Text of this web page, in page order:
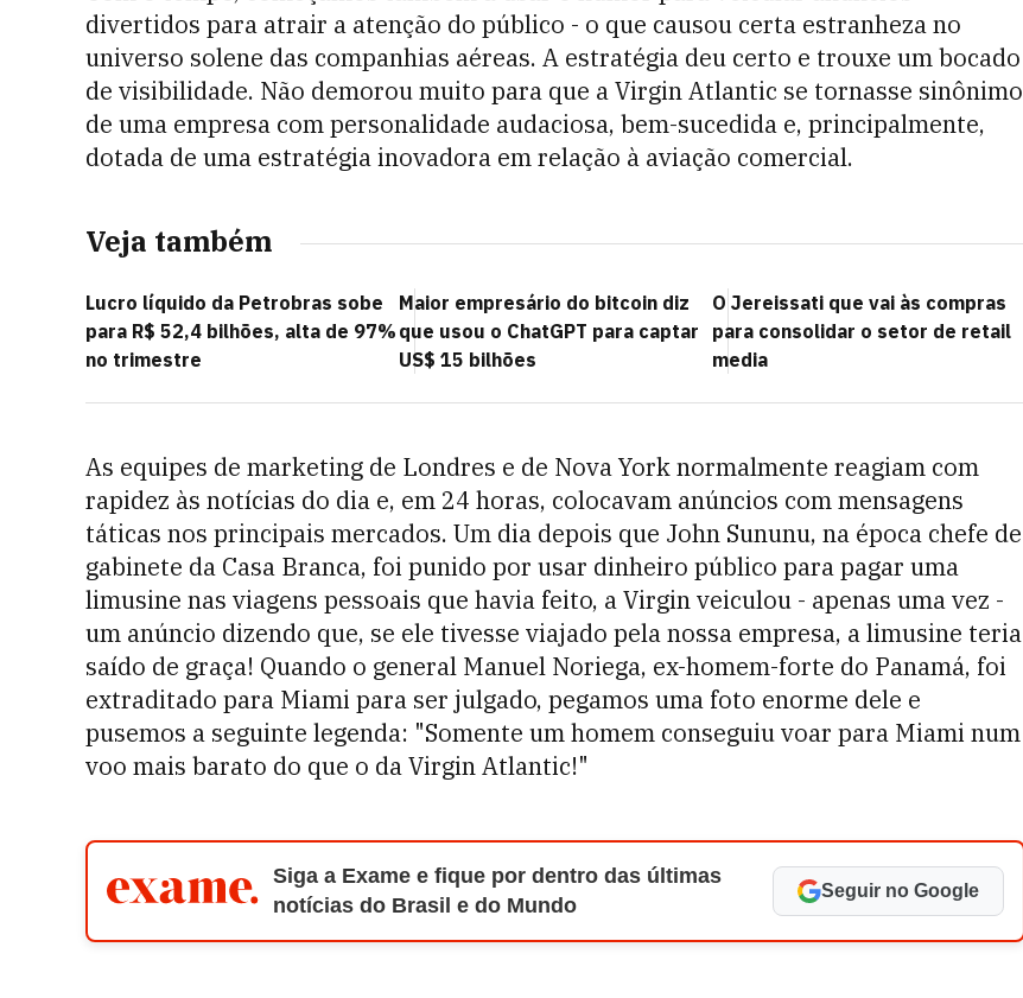
divertidos para atrair a atenção do público - o que causou certa estranheza no
universo solene das companhias aéreas. A estratégia deu certo e trouxe um bocado
de visibilidade. Não demorou muito para que a Virgin Atlantic se tornasse sinônimo
de uma empresa com personalidade audaciosa, bem-sucedida e, principalmente,
dotada de uma estratégia inovadora em relação à aviação comercial.
Veja também
Lucro líquido da Petrobras sobe
para R$ 52,4 bilhões, alta de 97%
no trimestre
Maior empresário do bitcoin diz
que usou o ChatGPT para captar
US$ 15 bilhões
O Jereissati que vai às compras
para consolidar o setor de retail
media
As equipes de marketing de Londres e de Nova York normalmente reagiam com
rapidez às notícias do dia e, em 24 horas, colocavam anúncios com mensagens
táticas nos principais mercados. Um dia depois que John Sununu, na época chefe de
gabinete da Casa Branca, foi punido por usar dinheiro público para pagar uma
limusine nas viagens pessoais que havia feito, a Virgin veiculou - apenas uma vez -
um anúncio dizendo que, se ele tivesse viajado pela nossa empresa, a limusine teria
saído de graça! Quando o general Manuel Noriega, ex-homem-forte do Panamá, foi
extraditado para Miami para ser julgado, pegamos uma foto enorme dele e
pusemos a seguinte legenda: "Somente um homem conseguiu voar para Miami num
voo mais barato do que o da Virgin Atlantic!"
Siga a Exame e fique por dentro das últimas
notícias do Brasil e do Mundo
Seguir no Google